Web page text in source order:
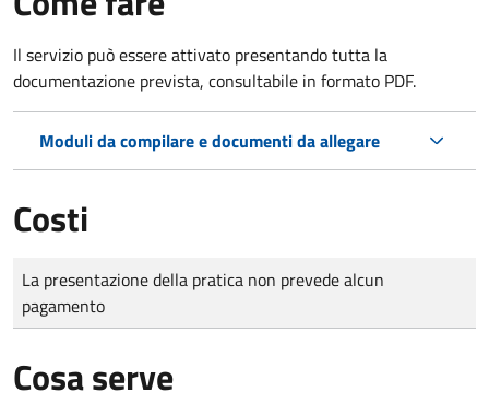
Il servizio può essere attivato presentando tutta la
documentazione prevista, consultabile in formato PDF.
Moduli da compilare e documenti da allegare
Costi
Tipo di pagamento
Importo
La presentazione della pratica non prevede alcun
pagamento
Cosa serve